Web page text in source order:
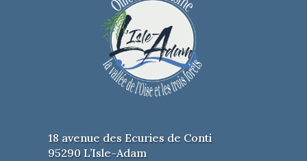
18 avenue des Ecuries de Conti
95290 L’Isle-Adam